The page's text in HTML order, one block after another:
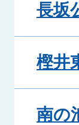
長坂
樫井
南の